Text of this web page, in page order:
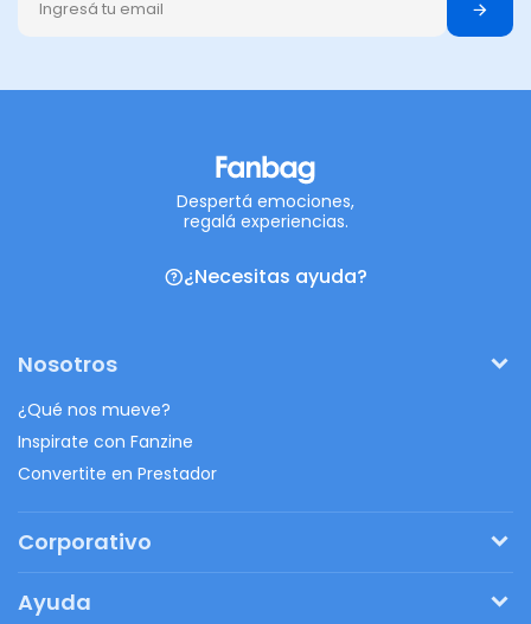
Despertá emociones,
regalá experiencias.
¿Necesitas ayuda?
Nosotros
¿Qué nos mueve?
Inspirate con Fanzine
Convertite en Prestador
Corporativo
Regalos originales
Ayuda